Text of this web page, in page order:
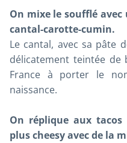
On mixe le soufflé
cantal-carotte-cumin.
Le cantal, avec sa pâte
délicatement teintée
France à porter le
naissance.
On réplique aux tacos
plus cheesy avec de la